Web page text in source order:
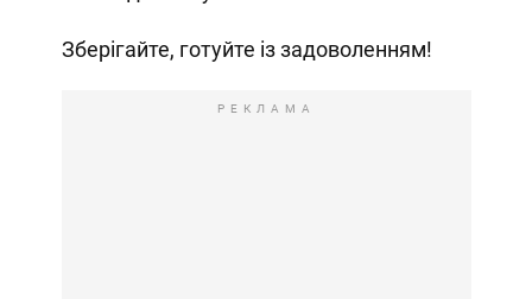
Зберігайте, готуйте із задоволенням!
РЕКЛАМА